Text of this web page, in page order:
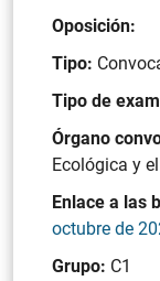
Oposición:
Tipo:
Tipo de
Órgano
Ecológica y
Enlace a las
octubre de
Grupo: C1